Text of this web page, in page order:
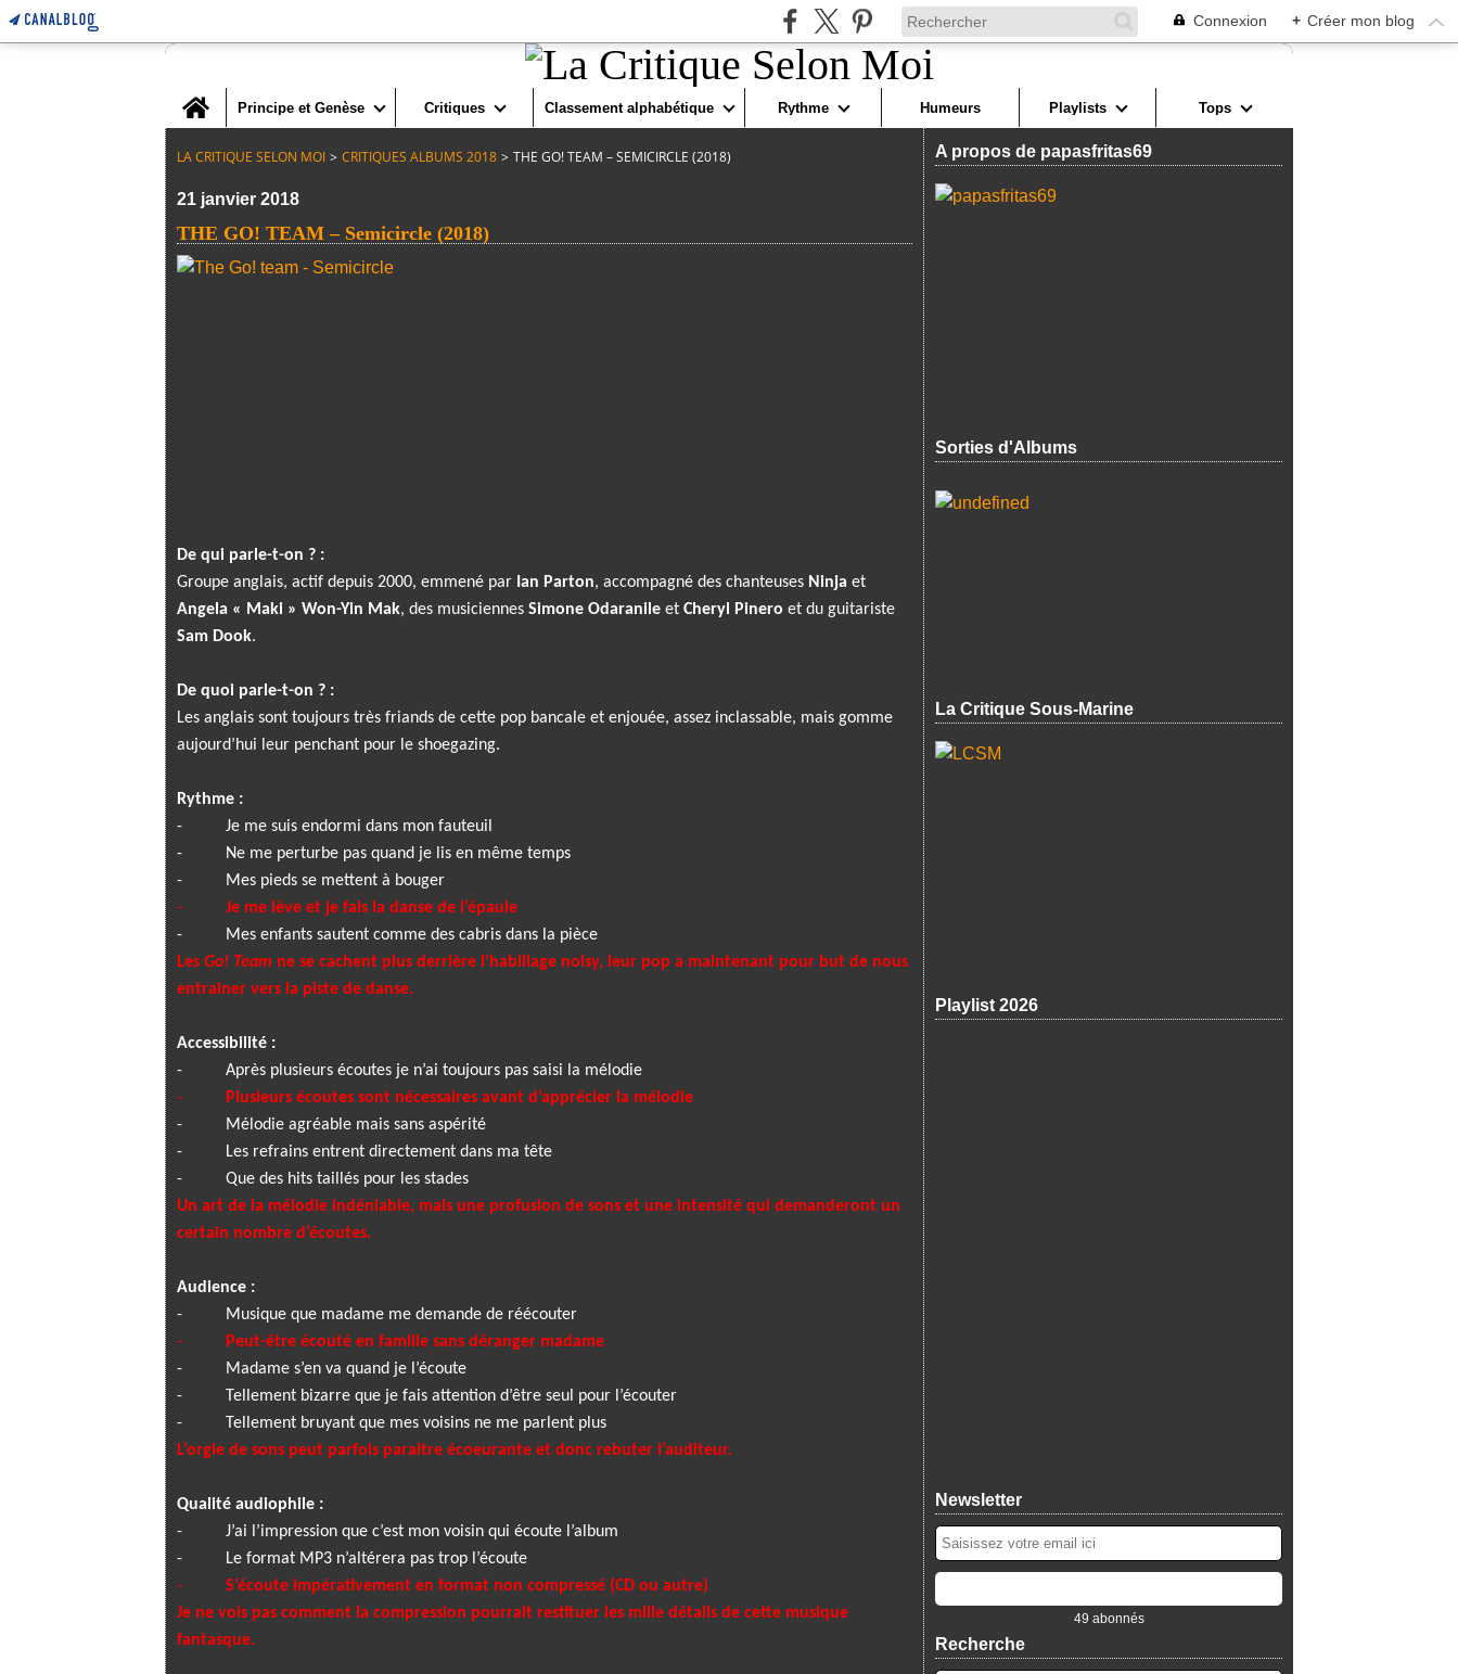
Connexion + Créer mon blog
Home
Principe et Genèse Critiques Classement alphabétique Rythme Humeurs Playlists Tops
LA CRITIQUE SELON MOI > CRITIQUES ALBUMS 2018 > THE GO! TEAM – SEMICIRCLE (2018)
21 janvier 2018
THE GO! TEAM – Semicircle (2018)
De qui parle-t-on ? :
Groupe anglais, actif depuis 2000, emmené par Ian Parton, accompagné des chanteuses Ninja et
Angela « Maki » Won-Yin Mak, des musiciennes Simone Odaranile et Cheryl Pinero et du guitariste
Sam Dook.
De quoi parle-t-on ? :
Les anglais sont toujours très friands de cette pop bancale et enjouée, assez inclassable, mais gomme
aujourd’hui leur penchant pour le shoegazing.
Rythme :
-
Je me suis endormi dans mon fauteuil
-
Ne me perturbe pas quand je lis en même temps
-
Mes pieds se mettent à bouger
-
Je me lève et je fais la danse de l’épaule
-
Mes enfants sautent comme des cabris dans la pièce
Les Go! Team ne se cachent plus derrière l’habillage noisy, leur pop a maintenant pour but de nous
entrainer vers la piste de danse.
Accessibilité :
-
Après plusieurs écoutes je n’ai toujours pas saisi la mélodie
-
Plusieurs écoutes sont nécessaires avant d’apprécier la mélodie
-
Mélodie agréable mais sans aspérité
-
Les refrains entrent directement dans ma tête
-
Que des hits taillés pour les stades
Un art de la mélodie indéniable, mais une profusion de sons et une intensité qui demanderont un
certain nombre d’écoutes.
Audience :
-
Musique que madame me demande de réécouter
-
Peut-être écouté en famille sans déranger madame
-
Madame s’en va quand je l’écoute
-
Tellement bizarre que je fais attention d’être seul pour l’écouter
-
Tellement bruyant que mes voisins ne me parlent plus
L’orgie de sons peut parfois paraitre écoeurante et donc rebuter l’auditeur.
Qualité audiophile :
-
J’ai l’impression que c’est mon voisin qui écoute l’album
-
Le format MP3 n’altérera pas trop l’écoute
-
S’écoute impérativement en format non compressé (CD ou autre)
Je ne vois pas comment la compression pourrait restituer les mille détails de cette musique
fantasque.
A propos de papasfritas69
Sorties d'Albums
La Critique Sous-Marine
Playlist 2026
Newsletter
49 abonnés
Recherche